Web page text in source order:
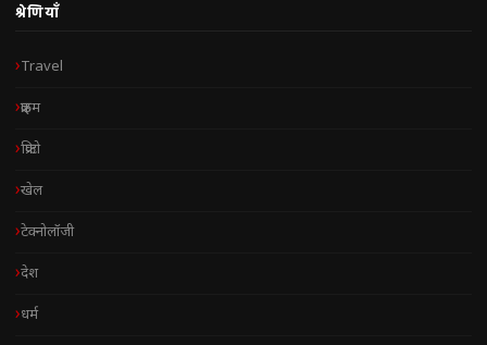
श्रेणियाँ
Travel
क्राइम
क्रिप्टो
खेल
टेक्नोलॉजी
देश
धर्म